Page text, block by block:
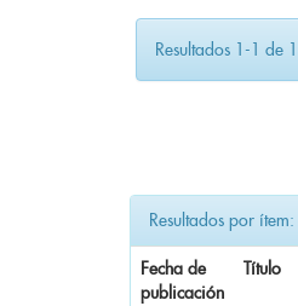
Resultados 1-1 de
Resultados por ítem:
Fecha de
publicación
Título